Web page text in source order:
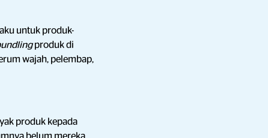
untuk produk-
produk di
wajah, pelembap,
produk kepada